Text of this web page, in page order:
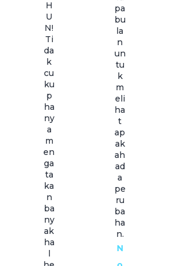
H
U
N!
Ti
da
k
cu
ku
p
ha
ny
a
m
en
ga
ta
ka
n
ba
ny
ak
ha
l
pa
bu
la
n
un
tu
k
m
eli
ha
t
ap
ak
ah
ad
a
pe
ru
ba
ha
n.
N